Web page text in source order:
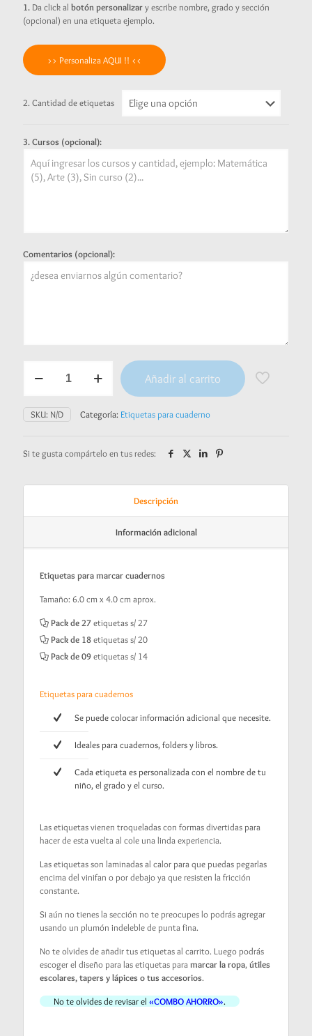
1. Da click al botón personalizary escribe nombre, grado y sección
(opcional) en una etiqueta ejemplo.
>> Personaliza AQUI !! <<
2. Cantidad de etiquetas
3. Cursos (opcional):
Comentarios (opcional):
para
Smile
Añadir al carrito
SKU: N/D Categoría: Etiquetas para cuaderno
Si te gusta compártelo en tus redes:
Descripción
Información adicional
Etiquetas para marcar cuadernos
Tamaño: 6.0 cm x 4.0 cm aprox.
Pack de 27etiquetas s/ 27
Pack de 18etiquetas s/ 20
Pack de 09etiquetas s/ 14
Etiquetas para cuadernos
Se puede colocar información adicional que necesite.
Ideales para cuadernos, folders y libros.
Cada etiqueta es personalizada con el nombre de tu
niño, el grado y el curso.
Las etiquetas vienen troqueladas con formas divertidas para
hacer de esta vuelta al cole una linda experiencia.
Las etiquetas son laminadas al calor para que puedas pegarlas
encima del vinifan o por debajo ya que resisten la fricción
constante.
Si aún no tienes la sección no te preocupes lo podrás agregar
usando un plumón indeleble de punta fina.
No te olvides de añadir tus etiquetas al carrito. Luego podrás
escoger el diseño para las etiquetas paramarcar la ropa,útiles
escolares, tapers y lápices o tus accesorios.
No te olvides de revisar el«COMBO AHORRO».